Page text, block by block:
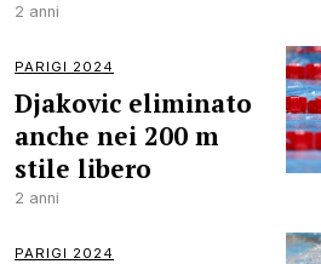
2 anni
PARIGI 2024
Djakovic eliminato
anche nei 200 m
stile libero
2 anni
PARIGI 2024